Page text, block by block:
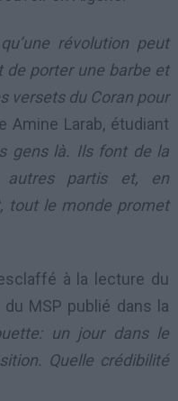
révolution peut
de porter une barbe et
versets du Coran pour
Amine Larab, étudiant
gens là. Ils font de la
autres partis et, en
tout le monde promet
à la lecture du
MSP publié dans la
un jour dans le
Quelle crédibilité